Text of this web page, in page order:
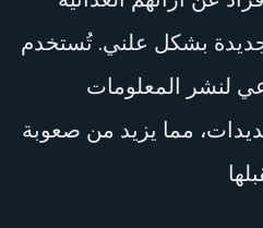
بشكل علني. تُستخدم
لنشر المعلومات
مما يزيد من صعوبة